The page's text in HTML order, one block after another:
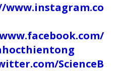
www.instagram.co
ScienceB